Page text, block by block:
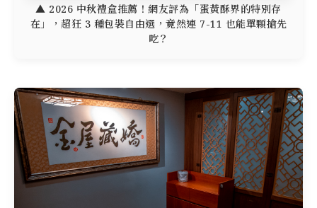
▲ 2026 中秋禮盒推薦！網友評為「蛋黃酥界的特別存
在」，超狂 3 種包裝自由選，竟然連 7-11 也能單顆搶先
吃？